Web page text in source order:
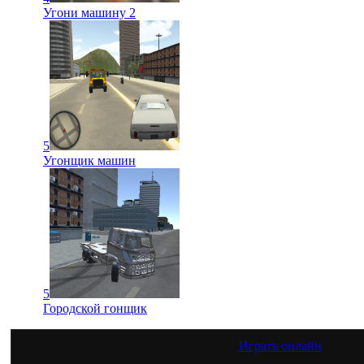
Угони машину 2
5
Угонщик машин
5
Городской гонщик
Играть онлайн